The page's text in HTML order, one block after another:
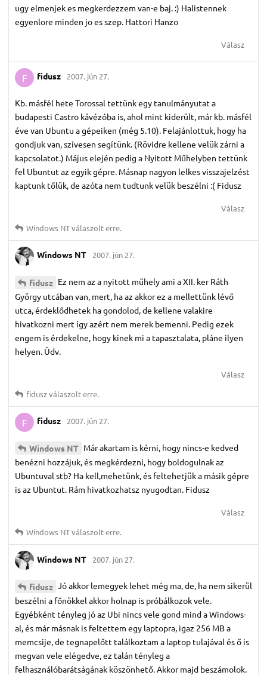
ugy elmenjek es megkerdezzem van-e baj. :) Halistennek
egyenlore minden jo es szep. Hattori Hanzo
Válasz
F fidusz 2007. jún 27.
Kb. másfél hete Torossal tettünk egy tanulmányutat a
budapesti Castro kávézóba is, ahol mint kiderült, már kb. másfél
éve van Ubuntu a gépeiken (még 5.10). Felajánlottuk, hogy ha
gondjuk van, szívesen segítünk. (Rövidre kellene velük zárni a
kapcsolatot.) Május elején pedig a Nyitott Műhelyben tettünk
fel Ubuntut az egyik gépre. Másnap nagyon lelkes visszajelzést
kaptunk tőlük, de azóta nem tudtunk velük beszélni :( Fidusz
Válasz
Windows NTválaszolt erre.
Windows NT 2007. jún 27.
fidusz Ez nem az a nyitott műhely ami a XII. ker Ráth
György utcában van, mert, ha az akkor ez a mellettünk lévő
utca, érdeklődhetek ha gondolod, de kellene valakire
hivatkozni mert így azért nem merek bemenni. Pedig ezek
engem is érdekelne, hogy kinek mi a tapasztalata, pláne ilyen
helyen. Üdv.
Válasz
fiduszválaszolt erre.
F fidusz 2007. jún 27.
Windows NT Már akartam is kérni, hogy nincs-e kedved
benézni hozzájuk, és megkérdezni, hogy boldogulnak az
Ubuntuval stb? Ha kell,mehetünk, és feltehetjük a másik gépre
is az Ubuntut. Rám hivatkozhatsz nyugodtan. Fidusz
Válasz
Windows NTválaszolt erre.
Windows NT 2007. jún 27.
fidusz Jó akkor lemegyek lehet még ma, de, ha nem sikerül
beszélni a főnökkel akkor holnap is próbálkozok vele.
Egyébként tényleg jó az Ubi nincs vele gond mind a Windows-
al, és már másnak is feltettem egy laptopra, igaz 256 MB a
memcsije, de tegnapelőtt találkoztam a laptop tulajával és ő is
megvan vele elégedve, ez talán tényleg a
felhasználóbarátságának köszönhető. Akkor majd beszámolok.